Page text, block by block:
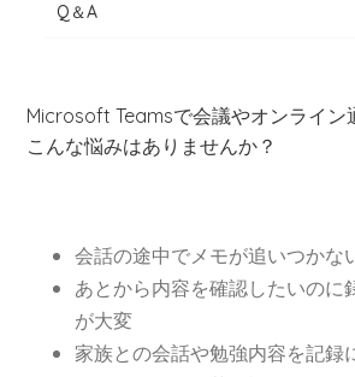
Q＆A
Microsoft Teamsで会議やオンライン
こんな悩みはありませんか？
会話の途中でメモが追いつかな
あとから内容を確認したいのに
が大変
家族との会話や勉強内容を記録